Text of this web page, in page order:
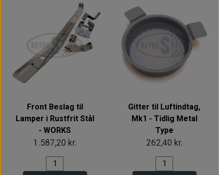
Front Beslag til
Lamper i Rustfrit Stål
- WORKS
1.587,20 kr.
Gitter til Luftindtag,
Mk1 - Tidlig Metal
Type
262,40 kr.